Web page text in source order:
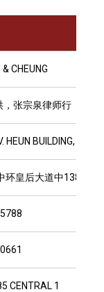
& CHEUNG
，张宗泉律师行
HEUN BUILDING, 138
环皇后大道中138号
CENTRAL 1